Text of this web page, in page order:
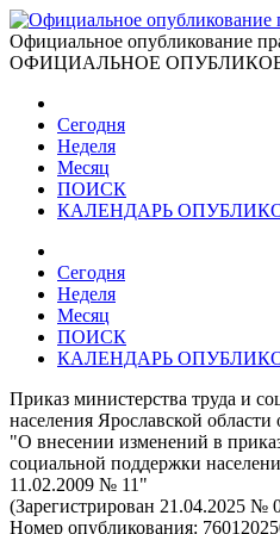
Официальное опубликование
ОФИЦИАЛЬНОЕ
Сегодня
Неделя
Месяц
ПОИСК
КАЛЕНДАРЬ
Сегодня
Неделя
Месяц
ПОИСК
КАЛЕНДАРЬ
Приказ министерства труда и
населения Ярославской
"О внесении изменений в
социальной поддержки
11.02.2009 № 11"
(Зарегистрирован 21.04.2025 №
Номер опубликования: